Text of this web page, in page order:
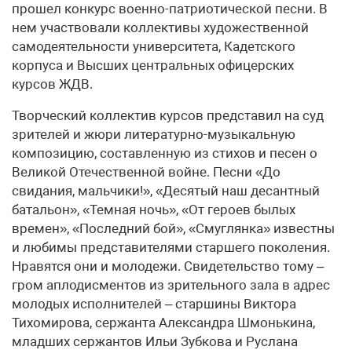
прошел конкурс военно-патриотической песни. В
нем участвовали коллективы художественной
самодеятельности университета, Кадетского
корпуса и Высших центральных офицерских
курсов ЖДВ.
Творческий коллектив курсов представил на суд
зрителей и жюри литературно-музыкальную
композицию, составленную из стихов и песен о
Великой Отечественной войне. Песни «До
свидания, мальчики!», «Десятый наш десантный
батальон», «Темная ночь», «От героев былых
времен», «Последний бой», «Смуглянка» известны
и любимы представителями старшего поколения.
Нравятся они и молодежи. Свидетельство тому –
гром аплодисментов из зрительного зала в адрес
молодых исполнителей – старшины Виктора
Тихомирова, сержанта Александра Шмонькина,
младших сержантов Ильи Зубкова и Руслана